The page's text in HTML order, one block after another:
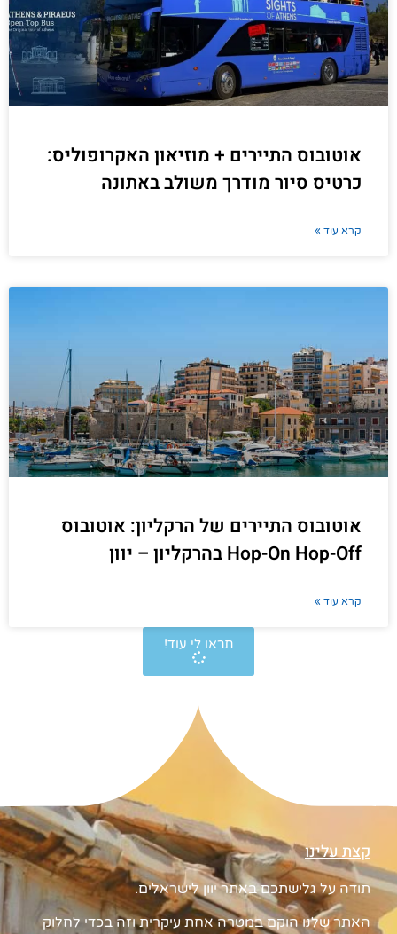
אוטובוס התיירים + מוזיאון האקרופוליס:
כרטיס סיור מודרך משולב באתונה
קרא עוד »
אוטובוס התיירים של הרקליון: אוטובוס
Hop-On Hop-Off בהרקליון – יוון
קרא עוד »
תראו לי עוד!
קצת עלינו
תודה על גלישתכם באתר יוון לישראלים.
האתר שלנו הוקם במטרה אחת עיקרית וזה בכדי לחלוק